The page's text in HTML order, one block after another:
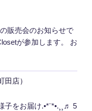
販売会のお知らせで
が参加します。 お
店）
をお届け.•*¨*•.¸¸♬ 5